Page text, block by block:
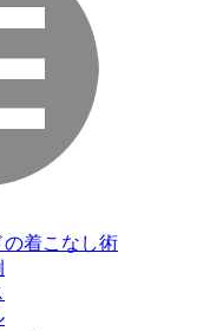
の着こなし術